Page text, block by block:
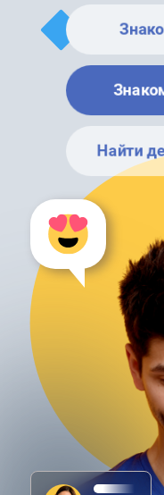
Найти